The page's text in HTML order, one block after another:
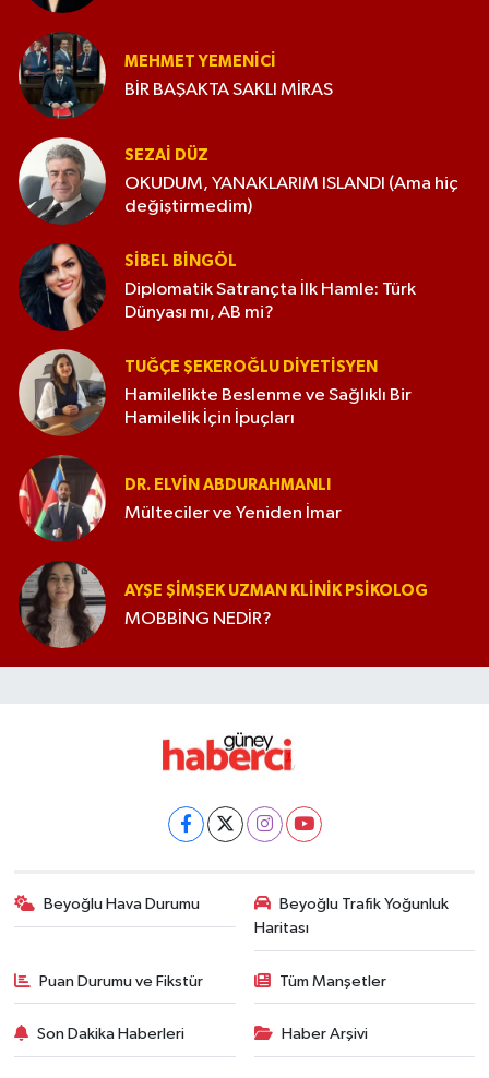
MEHMET YEMENICI
BİR BAŞAKTA SAKLI MİRAS
SEZAI DÜZ
OKUDUM, YANAKLARIM ISLANDI (Ama hiç
değiştirmedim)
SIBEL BINGÖL
Diplomatik Satrançta İlk Hamle: Türk
Dünyası mı, AB mi?
TUĞÇE ŞEKEROĞLU DIYETISYEN
Hamilelikte Beslenme ve Sağlıklı Bir
Hamilelik İçin İpuçları
DR. ELVIN ABDURAHMANLI
Mülteciler ve Yeniden İmar
AYŞE ŞIMŞEK UZMAN KLINIK PSIKOLOG
MOBBİNG NEDİR?
Beyoğlu Hava Durumu
Beyoğlu Trafik Yoğunluk
Haritası
Puan Durumu ve Fikstür Tüm Manşetler
Son Dakika Haberleri Haber Arşivi